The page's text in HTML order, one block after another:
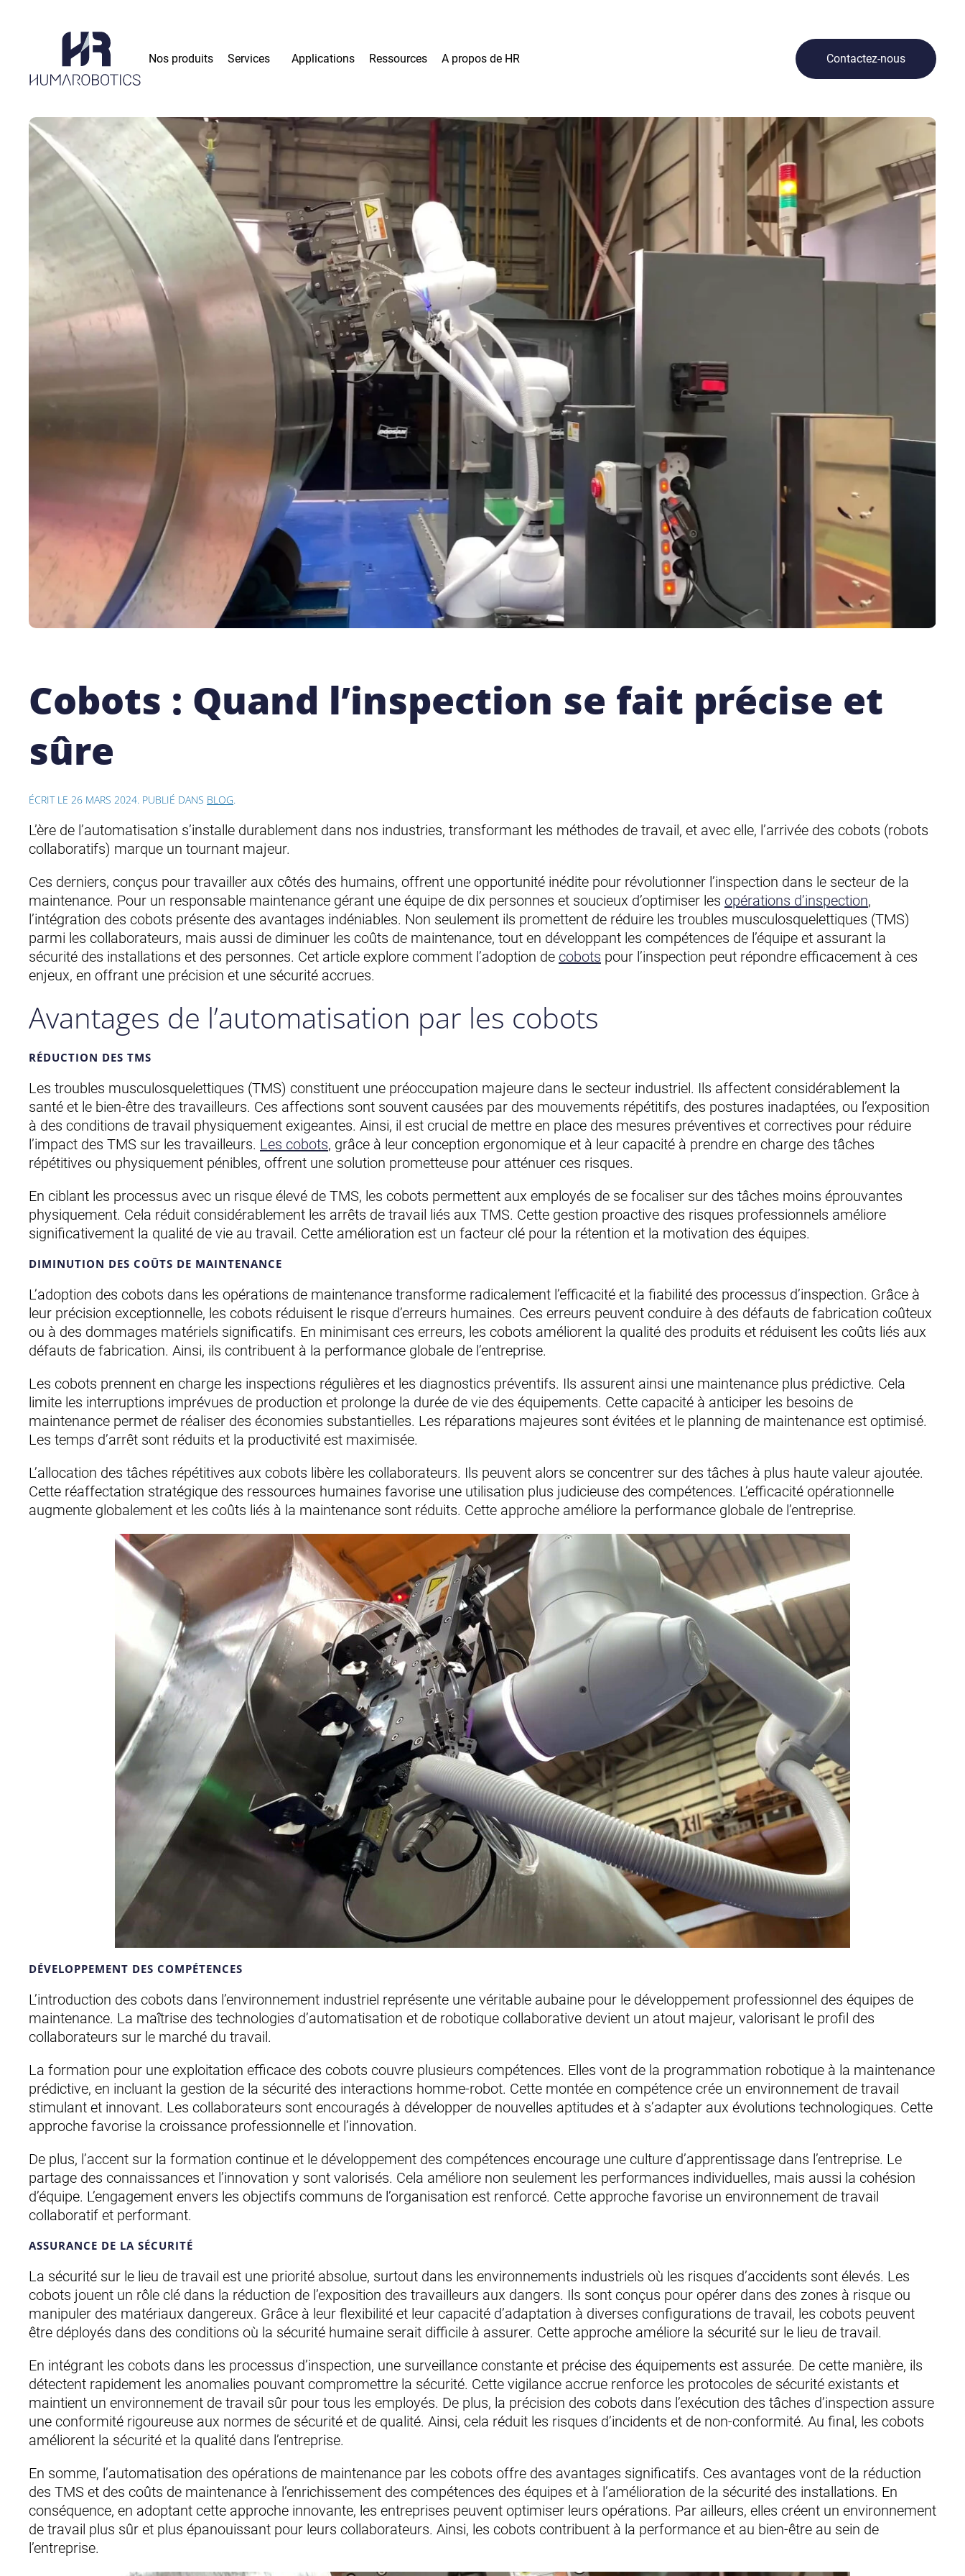
Skip to main content
Nos produits
Services Applications Ressources A propos de HR Contactez-nous
Cobots : Quand l’inspection se fait précise et
sûre
ÉCRIT LE 26 MARS 2024. PUBLIÉ DANS BLOG.
L’ère de l’automatisation s’installe durablement dans nos industries, transformant les méthodes de travail, et avec elle, l’arrivée des cobots (robots
collaboratifs) marque un tournant majeur.
Ces derniers, conçus pour travailler aux côtés des humains, offrent une opportunité inédite pour révolutionner l’inspection dans le secteur de la
maintenance. Pour un responsable maintenance gérant une équipe de dix personnes et soucieux d’optimiser les opérations d’inspection,
l’intégration des cobots présente des avantages indéniables. Non seulement ils promettent de réduire les troubles musculosquelettiques (TMS)
parmi les collaborateurs, mais aussi de diminuer les coûts de maintenance, tout en développant les compétences de l’équipe et assurant la
sécurité des installations et des personnes. Cet article explore comment l’adoption de cobots pour l’inspection peut répondre efficacement à ces
enjeux, en offrant une précision et une sécurité accrues.
Avantages de l’automatisation par les cobots
RÉDUCTION DES TMS
Les troubles musculosquelettiques (TMS) constituent une préoccupation majeure dans le secteur industriel. Ils affectent considérablement la
santé et le bien-être des travailleurs. Ces affections sont souvent causées par des mouvements répétitifs, des postures inadaptées, ou l’exposition
à des conditions de travail physiquement exigeantes. Ainsi, il est crucial de mettre en place des mesures préventives et correctives pour réduire
l’impact des TMS sur les travailleurs. Les cobots, grâce à leur conception ergonomique et à leur capacité à prendre en charge des tâches
répétitives ou physiquement pénibles, offrent une solution prometteuse pour atténuer ces risques.
En ciblant les processus avec un risque élevé de TMS, les cobots permettent aux employés de se focaliser sur des tâches moins éprouvantes
physiquement. Cela réduit considérablement les arrêts de travail liés aux TMS. Cette gestion proactive des risques professionnels améliore
significativement la qualité de vie au travail. Cette amélioration est un facteur clé pour la rétention et la motivation des équipes.
DIMINUTION DES COÛTS DE MAINTENANCE
L’adoption des cobots dans les opérations de maintenance transforme radicalement l’efficacité et la fiabilité des processus d’inspection. Grâce à
leur précision exceptionnelle, les cobots réduisent le risque d’erreurs humaines. Ces erreurs peuvent conduire à des défauts de fabrication coûteux
ou à des dommages matériels significatifs. En minimisant ces erreurs, les cobots améliorent la qualité des produits et réduisent les coûts liés aux
défauts de fabrication. Ainsi, ils contribuent à la performance globale de l’entreprise.
Les cobots prennent en charge les inspections régulières et les diagnostics préventifs. Ils assurent ainsi une maintenance plus prédictive. Cela
limite les interruptions imprévues de production et prolonge la durée de vie des équipements. Cette capacité à anticiper les besoins de
maintenance permet de réaliser des économies substantielles. Les réparations majeures sont évitées et le planning de maintenance est optimisé.
Les temps d’arrêt sont réduits et la productivité est maximisée.
L’allocation des tâches répétitives aux cobots libère les collaborateurs. Ils peuvent alors se concentrer sur des tâches à plus haute valeur ajoutée.
Cette réaffectation stratégique des ressources humaines favorise une utilisation plus judicieuse des compétences. L’efficacité opérationnelle
augmente globalement et les coûts liés à la maintenance sont réduits. Cette approche améliore la performance globale de l’entreprise.
DÉVELOPPEMENT DES COMPÉTENCES
L’introduction des cobots dans l’environnement industriel représente une véritable aubaine pour le développement professionnel des équipes de
maintenance. La maîtrise des technologies d’automatisation et de robotique collaborative devient un atout majeur, valorisant le profil des
collaborateurs sur le marché du travail.
La formation pour une exploitation efficace des cobots couvre plusieurs compétences. Elles vont de la programmation robotique à la maintenance
prédictive, en incluant la gestion de la sécurité des interactions homme-robot. Cette montée en compétence crée un environnement de travail
stimulant et innovant. Les collaborateurs sont encouragés à développer de nouvelles aptitudes et à s’adapter aux évolutions technologiques. Cette
approche favorise la croissance professionnelle et l’innovation.
De plus, l’accent sur la formation continue et le développement des compétences encourage une culture d’apprentissage dans l’entreprise. Le
partage des connaissances et l’innovation y sont valorisés. Cela améliore non seulement les performances individuelles, mais aussi la cohésion
d’équipe. L’engagement envers les objectifs communs de l’organisation est renforcé. Cette approche favorise un environnement de travail
collaboratif et performant.
ASSURANCE DE LA SÉCURITÉ
La sécurité sur le lieu de travail est une priorité absolue, surtout dans les environnements industriels où les risques d’accidents sont élevés. Les
cobots jouent un rôle clé dans la réduction de l’exposition des travailleurs aux dangers. Ils sont conçus pour opérer dans des zones à risque ou
manipuler des matériaux dangereux. Grâce à leur flexibilité et leur capacité d’adaptation à diverses configurations de travail, les cobots peuvent
être déployés dans des conditions où la sécurité humaine serait difficile à assurer. Cette approche améliore la sécurité sur le lieu de travail.
En intégrant les cobots dans les processus d’inspection, une surveillance constante et précise des équipements est assurée. De cette manière, ils
détectent rapidement les anomalies pouvant compromettre la sécurité. Cette vigilance accrue renforce les protocoles de sécurité existants et
maintient un environnement de travail sûr pour tous les employés. De plus, la précision des cobots dans l’exécution des tâches d’inspection assure
une conformité rigoureuse aux normes de sécurité et de qualité. Ainsi, cela réduit les risques d’incidents et de non-conformité. Au final, les cobots
améliorent la sécurité et la qualité dans l’entreprise.
En somme, l’automatisation des opérations de maintenance par les cobots offre des avantages significatifs. Ces avantages vont de la réduction
des TMS et des coûts de maintenance à l’enrichissement des compétences des équipes et à l’amélioration de la sécurité des installations. En
conséquence, en adoptant cette approche innovante, les entreprises peuvent optimiser leurs opérations. Par ailleurs, elles créent un environnement
de travail plus sûr et plus épanouissant pour leurs collaborateurs. Ainsi, les cobots contribuent à la performance et au bien-être au sein de
l’entreprise.